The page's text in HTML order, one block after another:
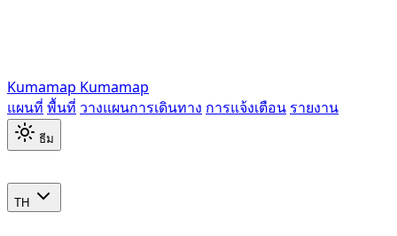
Kumamap Kumamap
แผนที่ พื้นที่ วางแผนการเดินทาง การแจ้งเตือน รายงาน
ธีม
TH